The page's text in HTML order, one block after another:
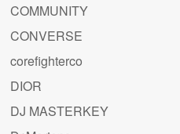
COMMUNITY
CONVERSE
corefighterco
DIOR
DJ MASTERKEY